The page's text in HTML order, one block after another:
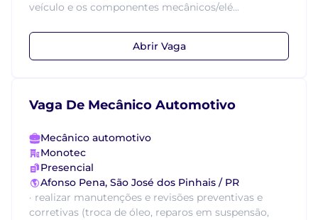
veículo e os componentes mecânicos/elé...
Abrir Vaga
Vaga De Mecânico Automotivo
Mecânico automotivo
Monotec
Presencial
Afonso Pena, São José dos Pinhais / PR
· realizar manutenções e revisões preventivas e
corretivas (troca de óleo, reparos em suspensão,